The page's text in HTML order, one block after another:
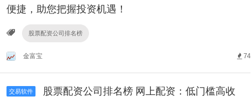
便捷，助您把握投资机遇！
股票配资公司排名榜
金富宝 74
交易软件
股票配资公司排名榜 网上配资：低门槛高收